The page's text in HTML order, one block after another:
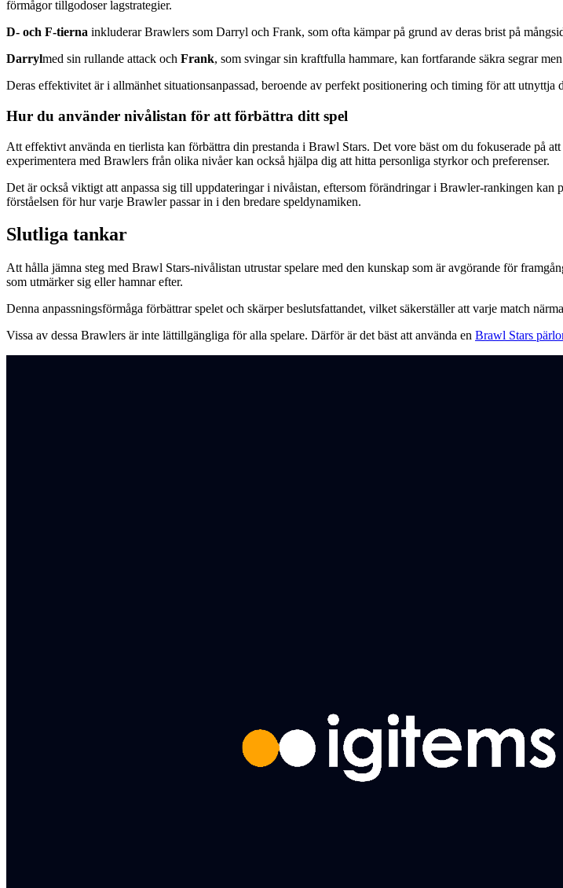
förmågor tillgodoser lagstrategier.
D- och F-tierna inkluderar Brawlers som Darryl och Frank, som ofta kämpar på grund av deras brist på
Darrylmed sin rullande attack och Frank, som svingar sin kraftfulla hammare, kan fortfarande säkra segrar
Deras effektivitet är i allmänhet situationsanpassad, beroende av perfekt positionering och timing för att utnyttja
Hur du använder nivålistan för att förbättra ditt spel
Att effektivt använda en tierlista kan förbättra din prestanda i Brawl Stars. Det vore bäst om du fokuserade på
experimentera med Brawlers från olika nivåer kan också hjälpa dig att hitta personliga styrkor och preferenser.
Det är också viktigt att anpassa sig till uppdateringar i nivåistan, eftersom förändringar i Brawler-rankingen
förståelsen för hur varje Brawler passar in i den bredare speldynamiken.
Slutliga tankar
Att hålla jämna steg med Brawl Stars-nivålistan utrustar spelare med den kunskap som är avgörande för
som utmärker sig eller hamnar efter.
Denna anpassningsförmåga förbättrar spelet och skärper beslutsfattandet, vilket säkerställer att varje match
Vissa av dessa Brawlers är inte lättillgängliga för alla spelare. Därför är det bäst att använda en Brawl Stars